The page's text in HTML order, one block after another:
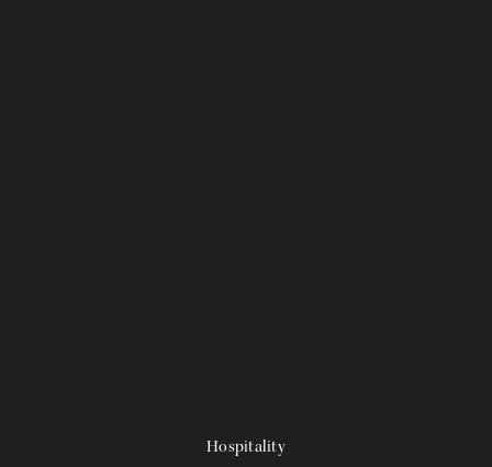
Hospitality